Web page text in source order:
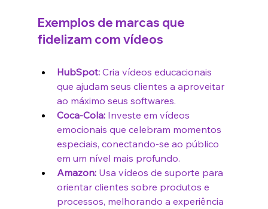
Exemplos de marcas que
fidelizam com vídeos
HubSpot: Cria vídeos educacionais
que ajudam seus clientes a aproveitar
ao máximo seus softwares.
Coca-Cola: Investe em vídeos
emocionais que celebram momentos
especiais, conectando-se ao público
em um nível mais profundo.
Amazon: Usa vídeos de suporte para
orientar clientes sobre produtos e
processos, melhorando a experiência